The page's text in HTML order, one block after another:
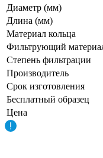
Диаметр (мм)
Длина (мм)
Материал кольца
Фильтрующий
Степень фильтрации
Производитель
Срок изготовления
Бесплатный образец
Цена